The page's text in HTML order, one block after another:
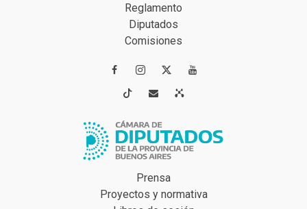
Reglamento
Diputados
Comisiones
 
 
Prensa
Proyectos y normativa